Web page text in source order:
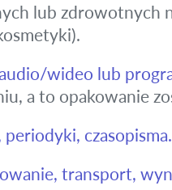
lub zdrowotnych
wideo lub
a to opakowanie
czasopisma.
transport,